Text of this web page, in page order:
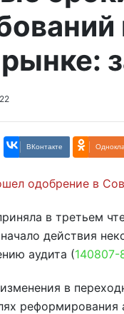
ВКонтакте
одобрение в
в третьем
действия
аудита (140807-
в
реформирования